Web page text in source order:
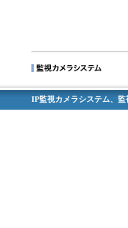
IP監視カメラシステム、